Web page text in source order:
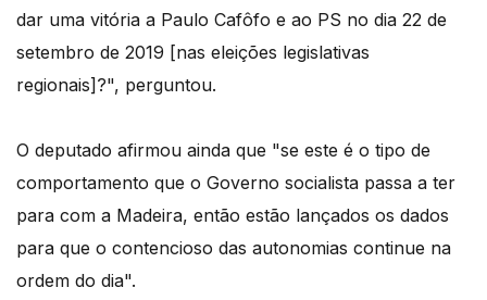
dar uma vitória a Paulo Cafôfo e ao PS no dia 22 de
setembro de 2019 [nas eleições legislativas
regionais]?", perguntou.
O deputado afirmou ainda que "se este é o tipo de
comportamento que o Governo socialista passa a ter
para com a Madeira, então estão lançados os dados
para que o contencioso das autonomias continue na
ordem do dia".